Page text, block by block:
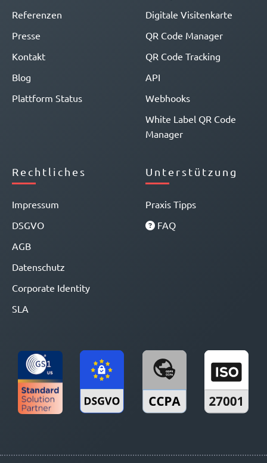
Referenzen
Presse
Kontakt
Blog
Plattform Status
Digitale Visitenkarte
QR Code Manager
QR Code Tracking
API
Webhooks
White Label QR Code
Manager
Rechtliches
Impressum
DSGVO
AGB
Datenschutz
Corporate Identity
SLA
Unterstützung
Praxis Tipps
FAQ